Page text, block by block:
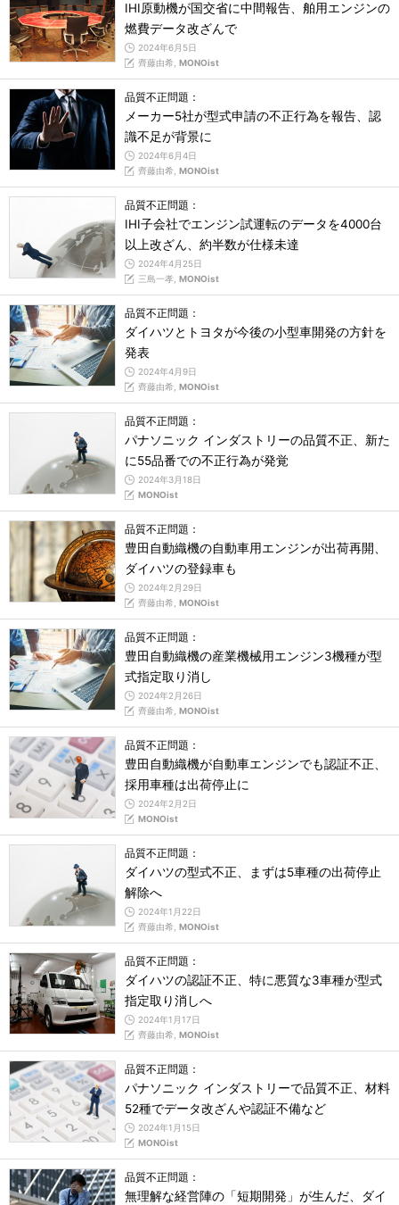
IHI原動機が国交省に中間報告、舶用エンジンの
燃費データ改ざんで
2024年6月5日
齊藤由希, MONOist
品質不正問題：
メーカー5社が型式申請の不正行為を報告、認
識不足が背景に
2024年6月4日
齊藤由希, MONOist
品質不正問題：
IHI子会社でエンジン試運転のデータを4000台
以上改ざん、約半数が仕様未達
2024年4月25日
三島一孝, MONOist
品質不正問題：
ダイハツとトヨタが今後の小型車開発の方針を
発表
2024年4月9日
齊藤由希, MONOist
品質不正問題：
パナソニック インダストリーの品質不正、新た
に55品番での不正行為が発覚
2024年3月18日
MONOist
品質不正問題：
豊田自動織機の自動車用エンジンが出荷再開、
ダイハツの登録車も
2024年2月29日
齊藤由希, MONOist
品質不正問題：
豊田自動織機の産業機械用エンジン3機種が型
式指定取り消し
2024年2月26日
齊藤由希, MONOist
品質不正問題：
豊田自動織機が自動車エンジンでも認証不正、
採用車種は出荷停止に
2024年2月2日
MONOist
品質不正問題：
ダイハツの型式不正、まずは5車種の出荷停止
解除へ
2024年1月22日
齊藤由希, MONOist
品質不正問題：
ダイハツの認証不正、特に悪質な3車種が型式
指定取り消しへ
2024年1月17日
齊藤由希, MONOist
品質不正問題：
パナソニック インダストリーで品質不正、材料
52種でデータ改ざんや認証不備など
2024年1月15日
MONOist
品質不正問題：
無理解な経営陣の「短期開発」が生んだ、ダイ